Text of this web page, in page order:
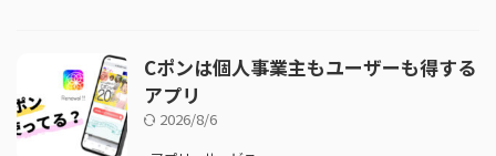
Cポンは個人事業主もユーザーも得する
アプリ
2026/8/6